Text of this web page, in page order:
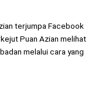
terjumpa Facebook
Puan Azian melihat
melalui cara yang